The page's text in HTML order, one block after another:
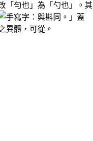
「勻也」為「勺也」。其
：與斟同。」蓋
異體，可從。